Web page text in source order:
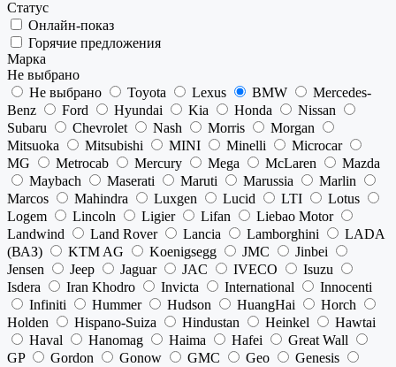
Статус
Онлайн-показ
Горячие предложения
Марка
Не выбрано
Не выбрано
Toyota Lexus BMW
Mercedes-
Benz
Ford Hyundai Kia Honda
Nissan
Subaru
Chevrolet Nash Morris
Morgan
Mitsuoka
Mitsubishi MINI Minelli
Microcar
MG
Metrocab Mercury Mega McLaren
Mazda
Maybach
Maserati Maruti Marussia
Marlin
Marcos
Mahindra Luxgen Lucid LTI
Lotus
Logem
Lincoln Ligier Lifan
Liebao Motor
Landwind
Land Rover Lancia Lamborghini
LADA
(ВАЗ)
KTM AG Koenigsegg JMC
Jinbei
Jensen
Jeep Jaguar JAC IVECO
Isuzu
Isdera
Iran Khodro Invicta International
Innocenti
Infiniti
Hummer Hudson HuangHai
Horch
Holden
Hispano-Suiza Hindustan Heinkel
Hawtai
Haval
Hanomag Haima Hafei
Great Wall
GP
Gordon Gonow GMC Geo
Genesis